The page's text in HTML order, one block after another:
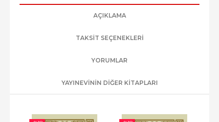
AÇIKLAMA
TAKSIT SEÇENEKLERI
YORUMLAR
YAYINEVININ DIĞER KITAPLARI